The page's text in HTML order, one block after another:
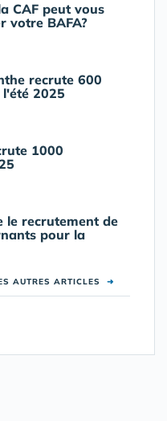
CAF peut vous
votre BAFA?
recrute 600
2025
1000
le recrutement de
pour la
AUTRES ARTICLES ➜